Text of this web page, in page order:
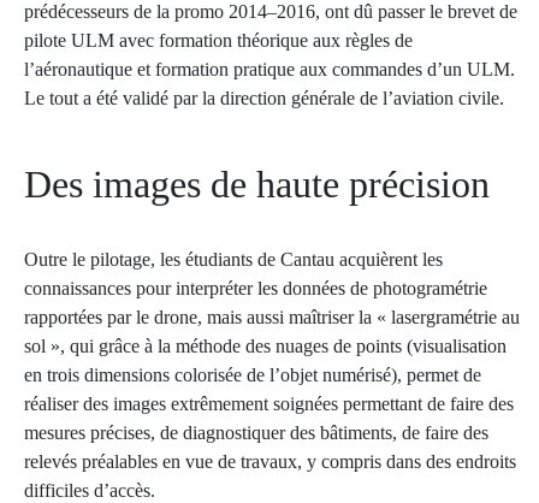
prédécesseurs de la promo 2014–2016, ont dû passer le brevet de
pilote ULM avec formation théorique aux règles de
l’aéronautique et formation pratique aux commandes d’un ULM.
Le tout a été validé par la direction générale de l’aviation civile.
Des images de haute précision
Outre le pilotage, les étudiants de Cantau acquièrent les
connaissances pour interpréter les données de photogramétrie
rapportées par le drone, mais aussi maîtriser la « lasergramétrie au
sol », qui grâce à la méthode des nuages de points (visualisation
en trois dimensions colorisée de l’objet numérisé), permet de
réaliser des images extrêmement soignées permettant de faire des
mesures précises, de diagnostiquer des bâtiments, de faire des
relevés préalables en vue de travaux, y compris dans des endroits
difficiles d’accès.